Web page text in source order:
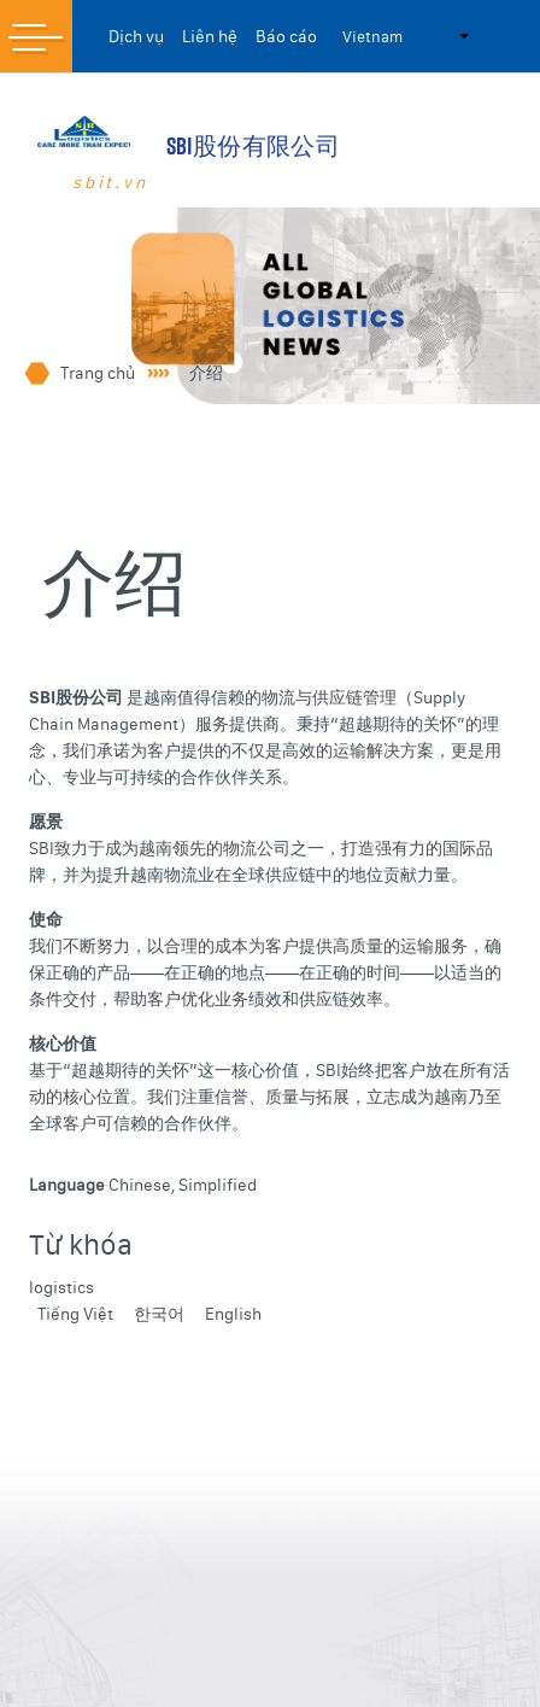
首页
首页
联系我们
联系我们
媒体角
媒体角
Sơ đồ trang web
Điều khoản và chính sách
Dịch vụ Liên hệ Báo cáo Vietnam
SBI股份有限公司
sbit.vn
Trang chủ 介绍
介绍
SBI股份公司 是越南值得信赖的物流与供应链管理（Supply
Chain Management）服务提供商。秉持“超越期待的关怀”的理
念，我们承诺为客户提供的不仅是高效的运输解决方案，更是用
心、专业与可持续的合作伙伴关系。
愿景
SBI致力于成为越南领先的物流公司之一，打造强有力的国际品
牌，并为提升越南物流业在全球供应链中的地位贡献力量。
使命
我们不断努力，以合理的成本为客户提供高质量的运输服务，确
保正确的产品——在正确的地点——在正确的时间——以适当的
条件交付，帮助客户优化业务绩效和供应链效率。
核心价值
基于“超越期待的关怀”这一核心价值，SBI始终把客户放在所有活
动的核心位置。我们注重信誉、质量与拓展，立志成为越南乃至
全球客户可信赖的合作伙伴。
Language Chinese, Simplified
Từ khóa
logistics
Tiếng Việt
한국어 English